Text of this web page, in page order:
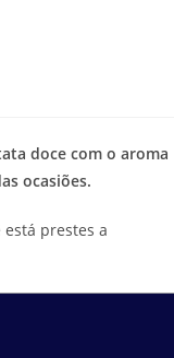
doce com o aroma
ocasiões.
prestes a